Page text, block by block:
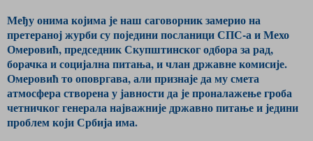
Међу онима којима је наш саговорник замерио на
претераној журби су поједини посланици СПС-а и Мехо
Омеровић, председник Скупштинског одбора за рад,
борачка и социјална питања, и члан државне комисије.
Омеровић то оповргава, али признаје да му смета
атмосфера створена у јавности да је проналажење гроба
четничког генерала најважније државно питање и једини
проблем који Србија има.